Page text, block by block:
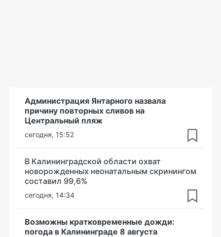
Администрация Янтарного назвала
причину повторных сливов на
Центральный пляж
сегодня, 15:52
В Калининградской области охват
новорожденных неонатальным скринингом
составил 99,6%
сегодня, 14:34
Возможны кратковременные дожди:
погода в Калининграде 8 августа